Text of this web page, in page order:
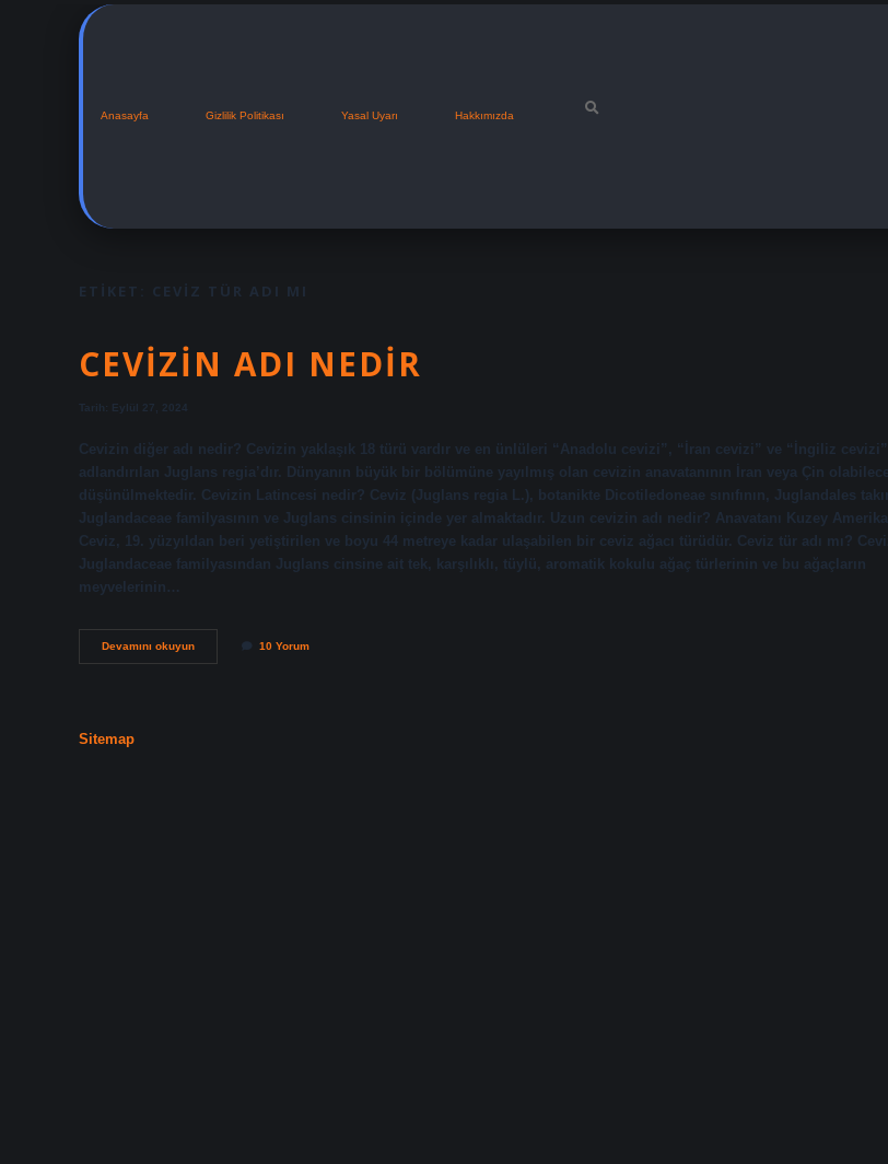
Anasayfa Gizlilik Politikası Yasal Uyarı Hakkımızda
ETIKET: CEVIZ TÜR ADI MI
CEVIZIN ADI NEDIR
Tarih: Eylül 27, 2024
Cevizin diğer adı nedir? Cevizin yaklaşık 18 türü vardır ve en ünlüleri “Anadolu cevizi”, “İran cevizi” ve “İngiliz
adlandırılan Juglans regia’dır. Dünyanın büyük bir bölümüne yayılmış olan cevizin anavatanının İran veya Çin
düşünülmektedir. Cevizin Latincesi nedir? Ceviz (Juglans regia L.), botanikte Dicotiledoneae sınıfının, Juglandales
Juglandaceae familyasının ve Juglans cinsinin içinde yer almaktadır. Uzun cevizin adı nedir? Anavatanı Kuzey
Ceviz, 19. yüzyıldan beri yetiştirilen ve boyu 44 metreye kadar ulaşabilen bir ceviz ağacı türüdür. Ceviz tür adı mı?
Juglandaceae familyasından Juglans cinsine ait tek, karşılıklı, tüylü, aromatik kokulu ağaç türlerinin ve bu ağaçların
meyvelerinin…
Devamını okuyunCevizin
Adı
10 Yorum
Sitemap